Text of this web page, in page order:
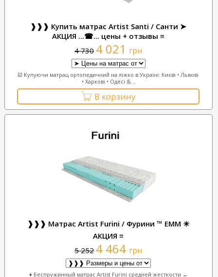
❱❱❱ Купить матрас Artist Santi / Санти ➤
АКЦИЯ ...☎... цены + отзывы ≡
4 730 4 021 грн
☑️ Купуючи матрац ортопедичний на ліжко в Україні: Києві • Львові
• Харкові • Одесі &...
В корзину
❱❱❱ Матрас Artist Furini / Фурини ™ ЕММ ✴️
АКЦИЯ ≡
5 252 4 464 грн
♦ Беспружинный матрас Artist Furini средней жесткости ↔